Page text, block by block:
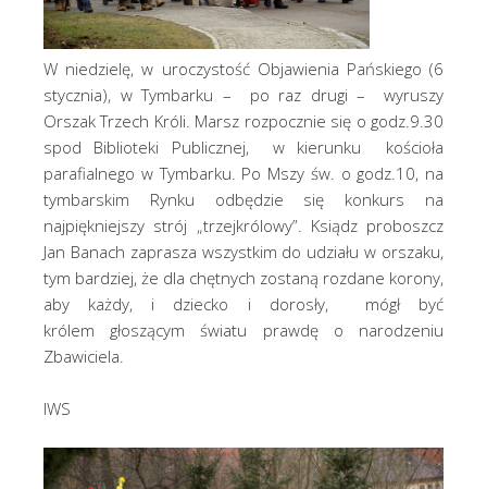
W niedzielę, w uroczystość Objawienia Pańskiego (6
stycznia), w Tymbarku – po raz drugi – wyruszy
Orszak Trzech Króli. Marsz rozpocznie się o godz.9.30
spod Biblioteki Publicznej, w kierunku kościoła
parafialnego w Tymbarku. Po Mszy św. o godz.10, na
tymbarskim Rynku odbędzie się konkurs na
najpiękniejszy strój „trzejkrólowy”. Ksiądz proboszcz
Jan Banach zaprasza wszystkim do udziału w orszaku,
tym bardziej, że dla chętnych zostaną rozdane korony,
aby każdy, i dziecko i dorosły, mógł być
królem głoszącym światu prawdę o narodzeniu
Zbawiciela.
IWS